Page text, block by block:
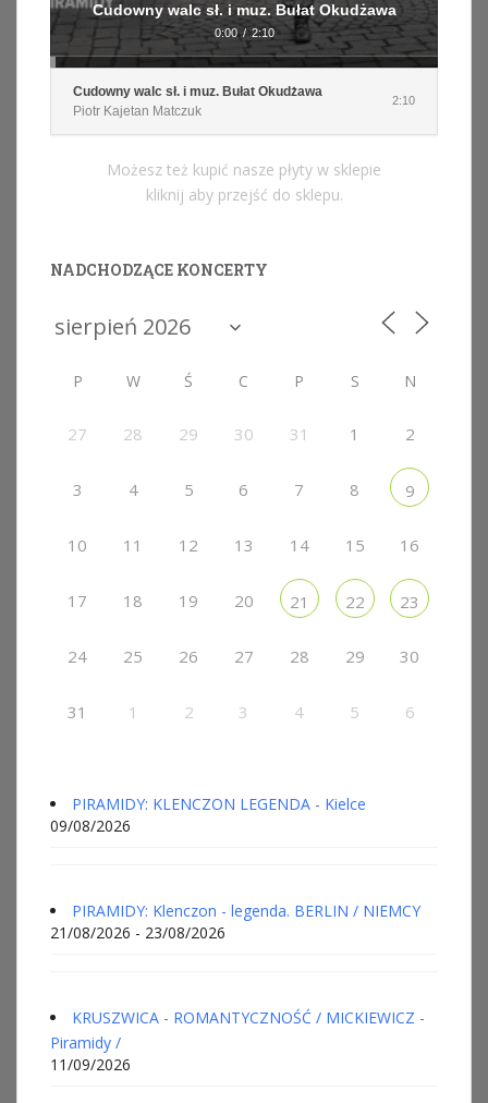
Cudowny walc sł. i muz. Bułat Okudżawa
0:00 / 2:10
Cudowny walc sł. i muz. Bułat Okudżawa
Piotr Kajetan Matczuk
2:10
Możesz też kupić nasze płyty w sklepie
kliknij aby przejść do sklepu.
NADCHODZĄCE KONCERTY
P W Ś C P S N
27 28 29 30 31 1 2
3 4 5 6 7 8 9
10 11 12 13 14 15 16
17 18 19 20 21 22 23
24 25 26 27 28 29 30
31 1 2 3 4 5 6
PIRAMIDY: KLENCZON LEGENDA - Kielce
09/08/2026
PIRAMIDY: Klenczon - legenda. BERLIN / NIEMCY
21/08/2026 - 23/08/2026
KRUSZWICA - ROMANTYCZNOŚĆ / MICKIEWICZ -
Piramidy /
11/09/2026